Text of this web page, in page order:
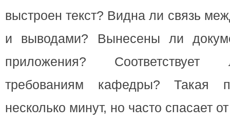
выстроен текст? Видна ли связь
и выводами? Вынесены ли
приложения?
требованиям кафедры? Такая
несколько минут, но часто спасает